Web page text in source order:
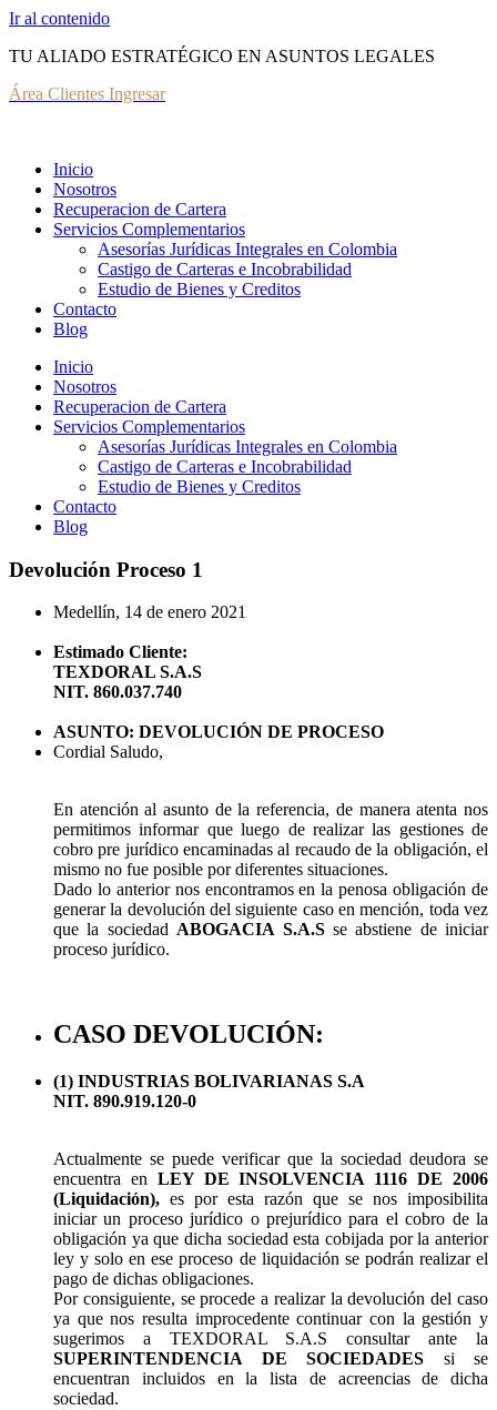
Ir al contenido
TU ALIADO ESTRATÉGICO EN ASUNTOS LEGALES
Área Clientes Ingresar
Inicio
Nosotros
Recuperacion de Cartera
Servicios Complementarios
Asesorías Jurídicas Integrales en Colombia
Castigo de Carteras e Incobrabilidad
Estudio de Bienes y Creditos
Contacto
Blog
Inicio
Nosotros
Recuperacion de Cartera
Servicios Complementarios
Asesorías Jurídicas Integrales en Colombia
Castigo de Carteras e Incobrabilidad
Estudio de Bienes y Creditos
Contacto
Blog
Devolución Proceso 1
Medellín, 14 de enero 2021
Estimado Cliente:
TEXDORAL S.A.S
NIT. 860.037.740
ASUNTO: DEVOLUCIÓN DE PROCESO
Cordial Saludo,
En atención al asunto de la referencia, de manera atenta nos
permitimos informar que luego de realizar las gestiones de
cobro pre jurídico encaminadas al recaudo de la obligación, el
mismo no fue posible por diferentes situaciones.
Dado lo anterior nos encontramos en la penosa obligación de
generar la devolución del siguiente caso en mención, toda vez
que la sociedadABOGACIA S.A.S se abstiene de iniciar
proceso jurídico.
CASO DEVOLUCIÓN:
(1) INDUSTRIAS BOLIVARIANAS S.A
NIT. 890.919.120-0
Actualmente se puede verificar que la sociedad deudora se
encuentra en LEY DE INSOLVENCIA 1116 DE 2006
(Liquidación), es por esta razón que se nos imposibilita
iniciar un proceso jurídico o prejurídico para el cobro de la
obligación ya que dicha sociedad esta cobijada por la anterior
ley y solo en ese proceso de liquidación se podrán realizar el
pago de dichas obligaciones.
Por consiguiente, se procede a realizar la devolución del caso
ya que nos resulta improcedente continuar con la gestión y
sugerimos a TEXDORAL S.A.S consultar ante la
SUPERINTENDENCIA DE SOCIEDADES si se
encuentran incluidos en la lista de acreencias de dicha
sociedad.